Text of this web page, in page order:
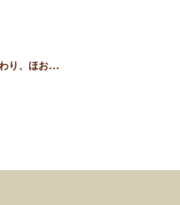
ゆりとひまわり、ほおずきの…